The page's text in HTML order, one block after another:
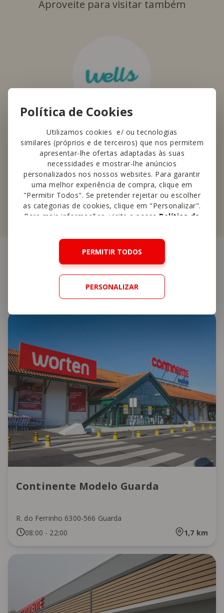
Política de Cookies
Utilizamos cookies e/ ou tecnologias
similares (próprios e de terceiros) que nos permitem
apresentar-lhe ofertas adaptadas às suas
necessidades e mostrar-lhe anúncios
personalizados nos nossos websites. Para garantir
uma melhor experiência de compra, clique em
"Permitir Todos". Se pretender rejeitar ou escolher
as categorias de cookies, clique em "Personalizar".
Para mais informações, visite a nossa Política de
PERMITIR TODOS
PERSONALIZAR
Aproveite para visitar também
Wells
Parafarmácias com produtos e
serviços de saúde, beleza, bem-estar e
ótica.
Saber mais
Outraslojas perto
Continente Modelo Guarda
R. do Ferrinho 6300-566 Guarda
08:00 - 22:00 1,7 km